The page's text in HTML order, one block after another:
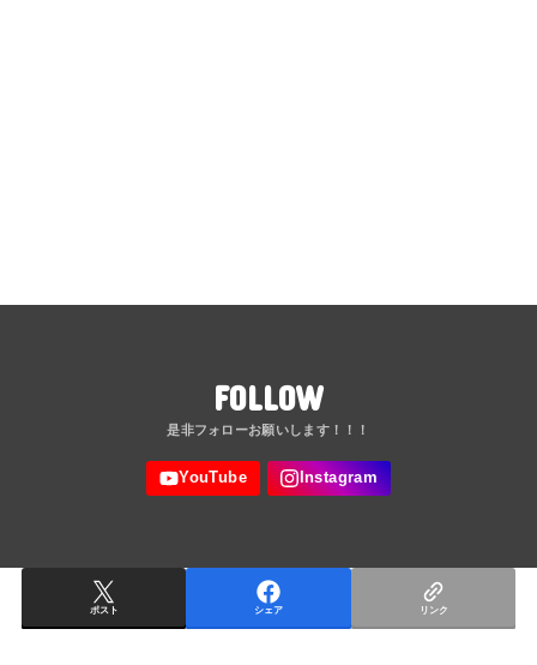
FOLLOW
ポスト シェア リンク